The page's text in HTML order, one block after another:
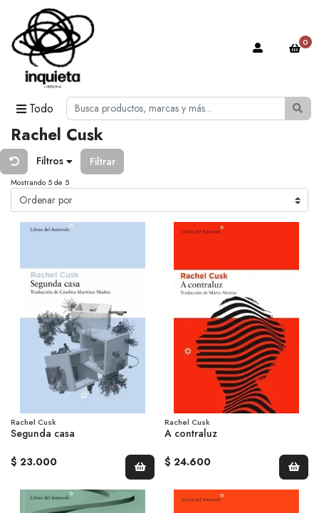
Todo
0
Rachel Cusk
Filtros Filtrar
Mostrando 5 de 5
Rachel Cusk
Segunda casa
$ 23.000
Rachel Cusk
A contraluz
$ 24.600